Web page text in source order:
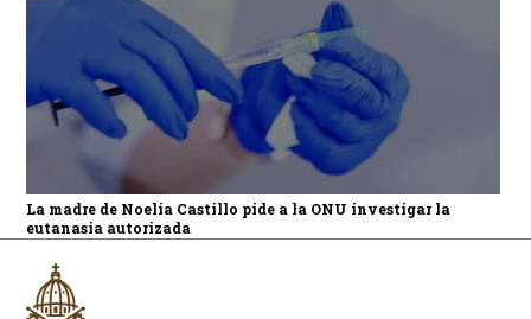
La madre de Noelia Castillo pide a la ONU investigar la
eutanasia autorizada